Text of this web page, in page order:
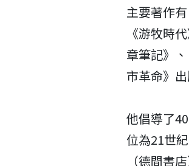
主要著作
《游牧時
章筆記》
市革命》出
他倡導了
位為21世
（德間書